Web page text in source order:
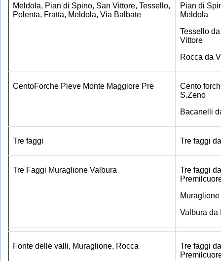
Meldola, Pian di Spino, San Vittore, Tessello,
Polenta, Fratta, Meldola, Via Balbate
Pian di
Meldola
Tessello
Vittore
Rocca da
CentoForche Pieve Monte Maggiore Pre
Cento
S.Zeno
Bacanelli
Tre faggi Tre faggi
Tre Faggi Muraglione Valbura
Tre faggi da
Valbura da
Fonte delle valli, Muraglione, Rocca
Tre faggi da